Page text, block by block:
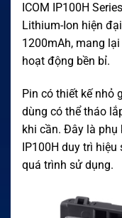
ICOM IP100H
Lithium-Ion hiện
1200mAh, mang
hoạt động bền bỉ.
Pin có thiết kế nhỏ
dùng có thể tháo
khi cần. Đây là phụ
IP100H duy trì
quá trình sử dụng.